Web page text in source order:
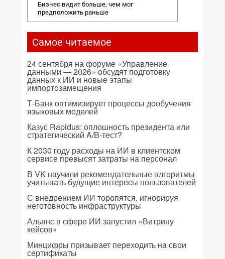
Бизнес видит больше, чем мог
предположить раньше
Самое читаемое
24 сентября на форуме «Управление
данными — 2026» обсудят подготовку
данных к ИИ и новые этапы
импортозамещения
Т-Банк оптимизирует процессы дообучения
языковых моделей
Казус Rapidus: оплошность президента или
стратегический A/B-тест?
К 2030 году расходы на ИИ в клиентском
сервисе превысят затраты на персонал
В VK научили рекомендательные алгоритмы
учитывать будущие интересы пользователей
С внедрением ИИ торопятся, игнорируя
неготовность инфраструктуры
Альянс в сфере ИИ запустил «Витрину
кейсов»
Минцифры призывает переходить на свои
сертификаты